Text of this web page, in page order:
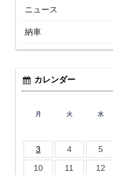
ニュース
納車
カレンダー
月 火 水
3
4 5
10
11 12